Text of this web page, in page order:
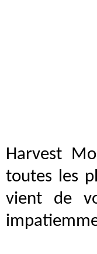
Harvest
toutes les
vient de